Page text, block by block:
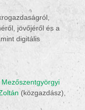
jövőjéről és a
digitális
Mezőszentgyörgyi
(közgazdász),